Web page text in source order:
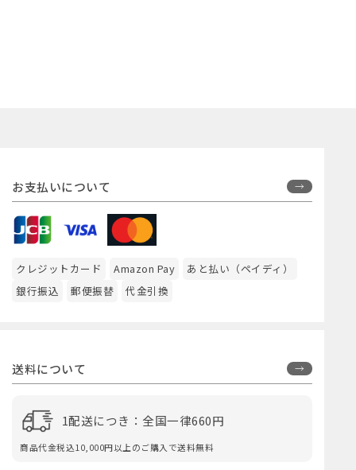
お支払いについて
クレジットカード Amazon Pay
あと払い（ペイディ）
銀行振込
郵便振替 代金引換
送料について
1配送につき：全国一律660円
商品代金税込10,000円以上のご購入で送料無料